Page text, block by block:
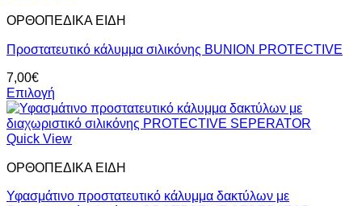
έχει
παραλλαγές.
επιλογές
μπορούν
να
επιλεγούν
στη
σελίδα
του
προϊόντος
ΟΡΘΟΠΕΔΙΚΑ ΕΙΔΗ
Προστατευτικό κάλυμμα σιλικόνης BUNION PROTECTIVE
7,00€
Επιλογή
Αυτό
το
προϊόν
πολλαπλές
Οι
Quick View
ΟΡΘΟΠΕΔΙΚΑ ΕΙΔΗ
Υφασμάτινο προστατευτικό κάλυμμα δακτύλων με